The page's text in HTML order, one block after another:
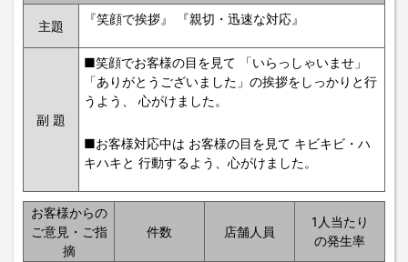
主題 『笑顔で挨拶』 『親切・迅速な対応』
副 題
■笑顔でお客様の目を見て 「いらっしゃいませ」
「ありがとうございました」の挨拶をしっかりと行
うよう、 心がけました。
■お客様対応中は お客様の目を見て キビキビ・ハ
キハキと 行動するよう、心がけました。
お客様からの
ご意見・ご指
摘
件数 店舗人員
1人当たり
の発生率